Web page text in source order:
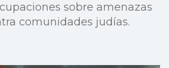
sobre amenazas
comunidades judías.